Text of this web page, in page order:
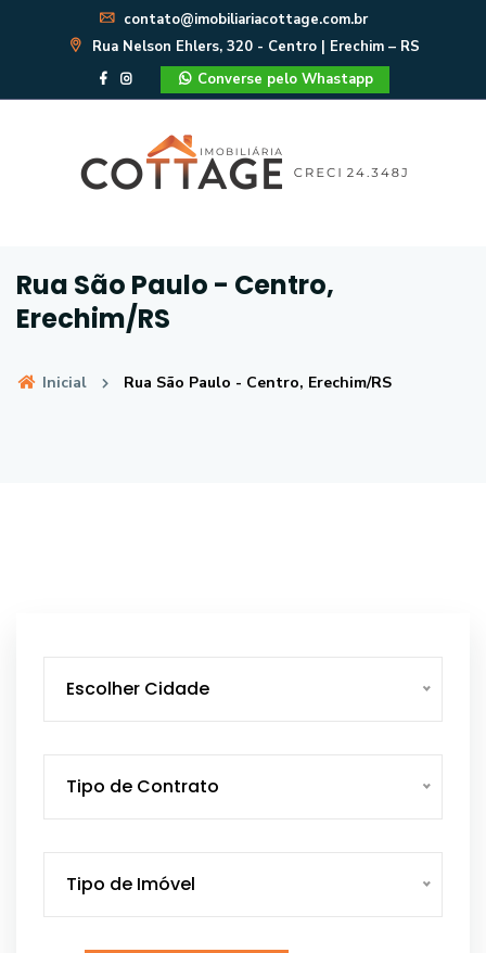
contato@imobiliariacottage.com.br
Rua Nelson Ehlers, 320 - Centro | Erechim – RS
Converse pelo Whastapp
Rua São Paulo - Centro,
Erechim/RS
Inicial Rua São Paulo - Centro, Erechim/RS
Escolher Cidade
Tipo de Contrato
Tipo de Imóvel